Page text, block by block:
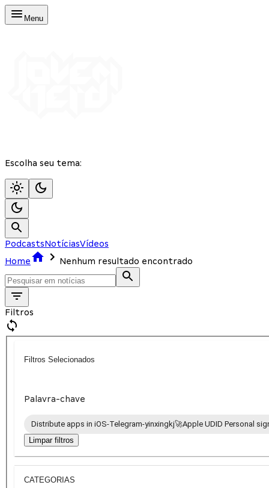
Menu
Escolha seu tema:
PodcastsNotíciasVídeos
Home
Nenhum resultado encontrado
Filtros
Filtros Selecionados
Palavra-chave
Distribute apps in iOS-Telegram-yinxingkj🚀Apple UDID Personal
Limpar filtros
CATEGORIAS